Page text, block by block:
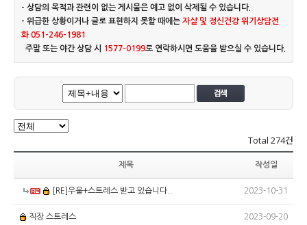
- 상담의 목적과 관련이 없는 게시물은 예고 없이 삭제될 수 있습니다.
- 위급한 상황이거나 글로 표현하지 못할 때에는 자살 및 정신건강 위기상담전
화 051-246-1981
주말 또는 야간 상담 시
1577-0199로 연락하시면 도움을 받으실 수 있습니다.
Total 274건
제목 작성일
[RE]우울+스트레스 받고 있습니다.. 2023-10-31
직장 스트레스 2023-09-20